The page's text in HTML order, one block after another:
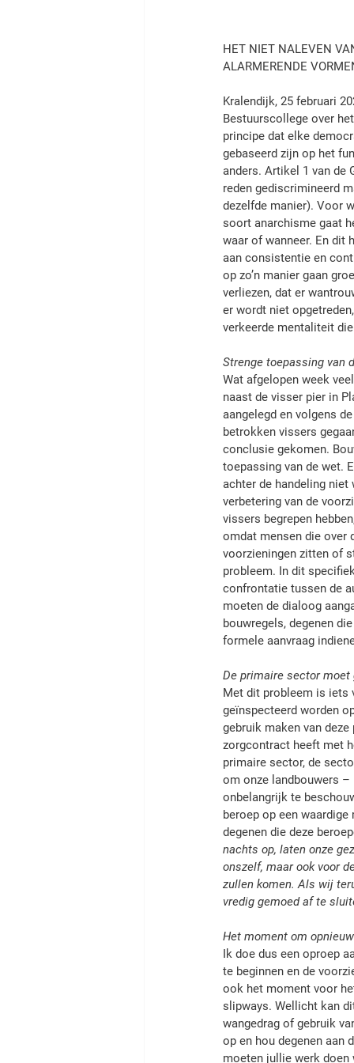
HET NIET NALEVEN
ALARME­REN­DE
Kralendijk, 25 februari
Bestuurscollege over
principe dat elke
gebaseerd zijn op het
anders. Artikel 1 van de
reden gediscrimineerd
dezelfde manier). Voor
soort anarchisme gaat
waar of wanneer. En dit
aan consistentie en
op zo’n manier gaan
verliezen, dat er
er wordt niet
verkeerde mentaliteit
Strenge toepassing van
Wat afgelopen week
naast de visser pier in
aangelegd en volgens
betrokken vissers
conclusie gekomen.
toepassing van de wet.
achter de handeling
verbetering van de
vissers begrepen
omdat mensen die over
voorzieningen zitten of
probleem. In dit
confrontatie tussen de
moeten de dialoog
bouwregels, degenen
formele aanvraag
De primaire sector moet
Met dit probleem is iets
geïnspecteerd worden
gebruik maken van
zorgcontract heeft met
primaire sector, de
om onze landbouwers –
onbelangrijk te
beroep op een
degenen die deze
nachts op, laten onze
onszelf, maar ook voor
zullen komen. Als wij
vredig gemoed af te
Het moment om
Ik doe dus een oproep
te beginnen en de
ook het moment voor
slipways. Wellicht kan
wangedrag of gebruik
op en hou degenen aan
moeten jullie werk